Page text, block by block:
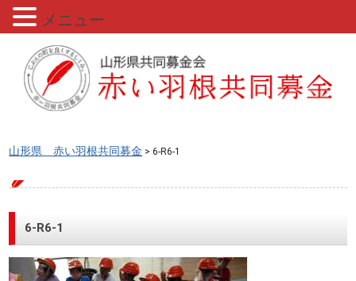
山形県 赤い羽根共同募金 > 6-R6-1
6-R6-1
メニュー